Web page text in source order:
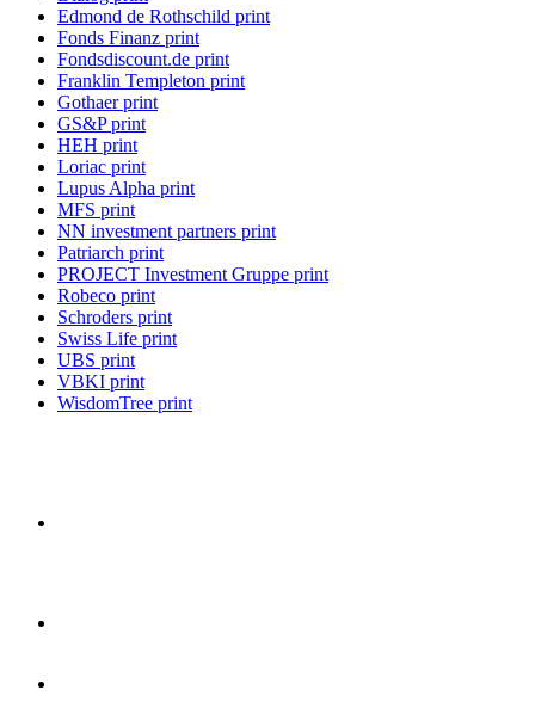
Edmond de Rothschild print
Fonds Finanz print
Fondsdiscount.de print
Franklin Templeton print
Gothaer print
GS&P print
HEH print
Loriac print
Lupus Alpha print
MFS print
NN investment partners print
Patriarch print
PROJECT Investment Gruppe print
Robeco print
Schroders print
Swiss Life print
UBS print
VBKI print
WisdomTree print